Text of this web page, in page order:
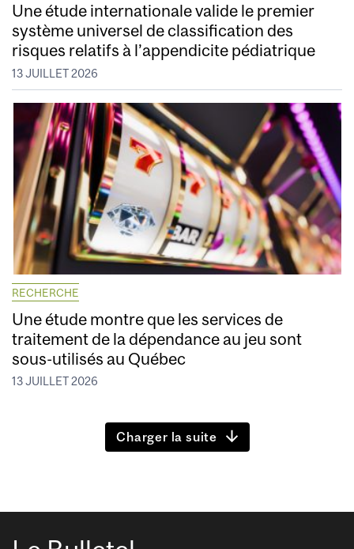
Une étude internationale valide le premier
système universel de classification des
risques relatifs à l’appendicite pédiatrique
13 JUILLET 2026
RECHERCHE
Une étude montre que les services de
traitement de la dépendance au jeu sont
sous-utilisés au Québec
13 JUILLET 2026
Charger la suite